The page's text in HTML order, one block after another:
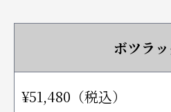
ボツラ
¥51,480（税込）